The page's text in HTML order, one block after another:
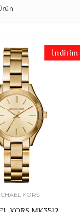
İndirim
KORS